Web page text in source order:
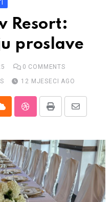
Resort:
proslave
0 COMMENTS
12 MJESECI AGO
Cloud StumbleUpon
Print
Share
Email